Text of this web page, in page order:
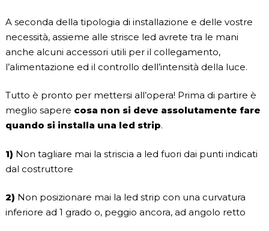
A seconda della tipologia di installazione e delle vostre
necessità, assieme alle strisce led avrete tra le mani
anche alcuni accessori utili per il collegamento,
l’alimentazione ed il controllo dell’intensità della luce.
Tutto è pronto per mettersi all’opera! Prima di partire è
meglio sapere cosa non si deve assolutamente fare
quando si installa una led strip.
1) Non tagliare mai la striscia a led fuori dai punti indicati
dal costruttore
2) Non posizionare mai la led strip con una curvatura
inferiore ad 1 grado o, peggio ancora, ad angolo retto